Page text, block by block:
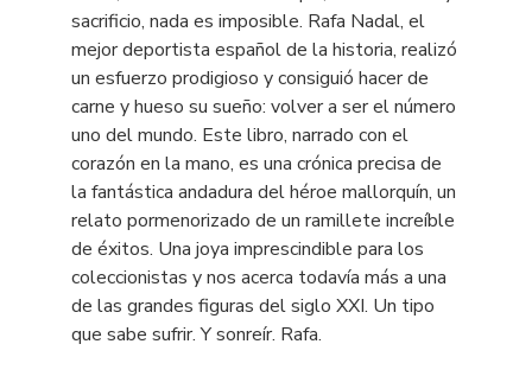
sacrificio, nada es imposible. Rafa Nadal, el
mejor deportista español de la historia, realizó
un esfuerzo prodigioso y consiguió hacer de
carne y hueso su sueño: volver a ser el número
uno del mundo. Este libro, narrado con el
corazón en la mano, es una crónica precisa de
la fantástica andadura del héroe mallorquín, un
relato pormenorizado de un ramillete increíble
de éxitos. Una joya imprescindible para los
coleccionistas y nos acerca todavía más a una
de las grandes figuras del siglo XXI. Un tipo
que sabe sufrir. Y sonreír. Rafa.